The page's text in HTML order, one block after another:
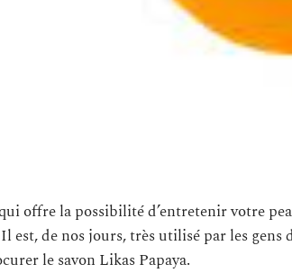
offre la possibilité d’entretenir votre
est, de nos jours, très utilisé par les
le savon Likas Papaya.